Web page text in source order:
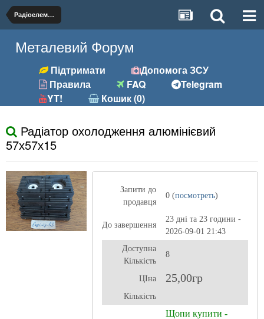
Радіоелементи
Металевий Форум
Підтримати
Допомога ЗСУ
Правила
FAQ
Telegram
YT!
Кошик (0)
Радіатор охолодження алюмінієвий
57х57х15
Запити до
продавця
0 (посмотреть)
До завершення
23 дні та 23 години -
2026-09-01 21:43
Доступна
Кількість
8
ЦІна 25,00гр
Кількість
Щопи купити -